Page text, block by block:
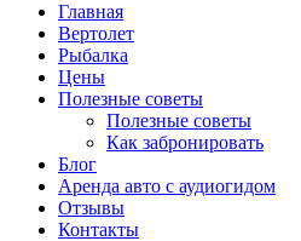
Главная
Вертолет
Рыбалка
Цены
Полезные советы
Полезные советы
Как забронировать
Блог
Аренда авто с аудиогидом
Отзывы
Контакты